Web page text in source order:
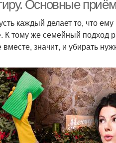
Основные
каждый делает то, что
К тому же семейный подход
вместе, значит, и убирать